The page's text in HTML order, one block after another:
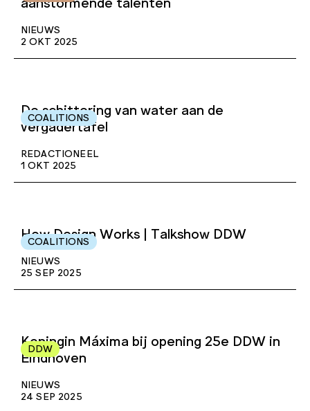
NIEUWS
2 OKT 2025
COALITIONS
De schittering van water aan de
vergadertafel
REDACTIONEEL
1 OKT 2025
COALITIONS
How Design Works | Talkshow DDW
NIEUWS
25 SEP 2025
DDW
Koningin Máxima bij opening 25e DDW in
Eindhoven
NIEUWS
24 SEP 2025